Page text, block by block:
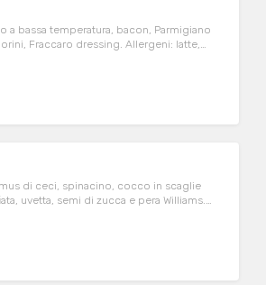
a bassa temperatura, bacon, Parmigiano
Fraccaro dressing. Allergeni: latte,
di ceci, spinacino, cocco in scaglie
semi di zucca e pera Williams.
al miele millefiori e aceto balsamico